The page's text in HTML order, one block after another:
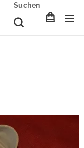
Suchen